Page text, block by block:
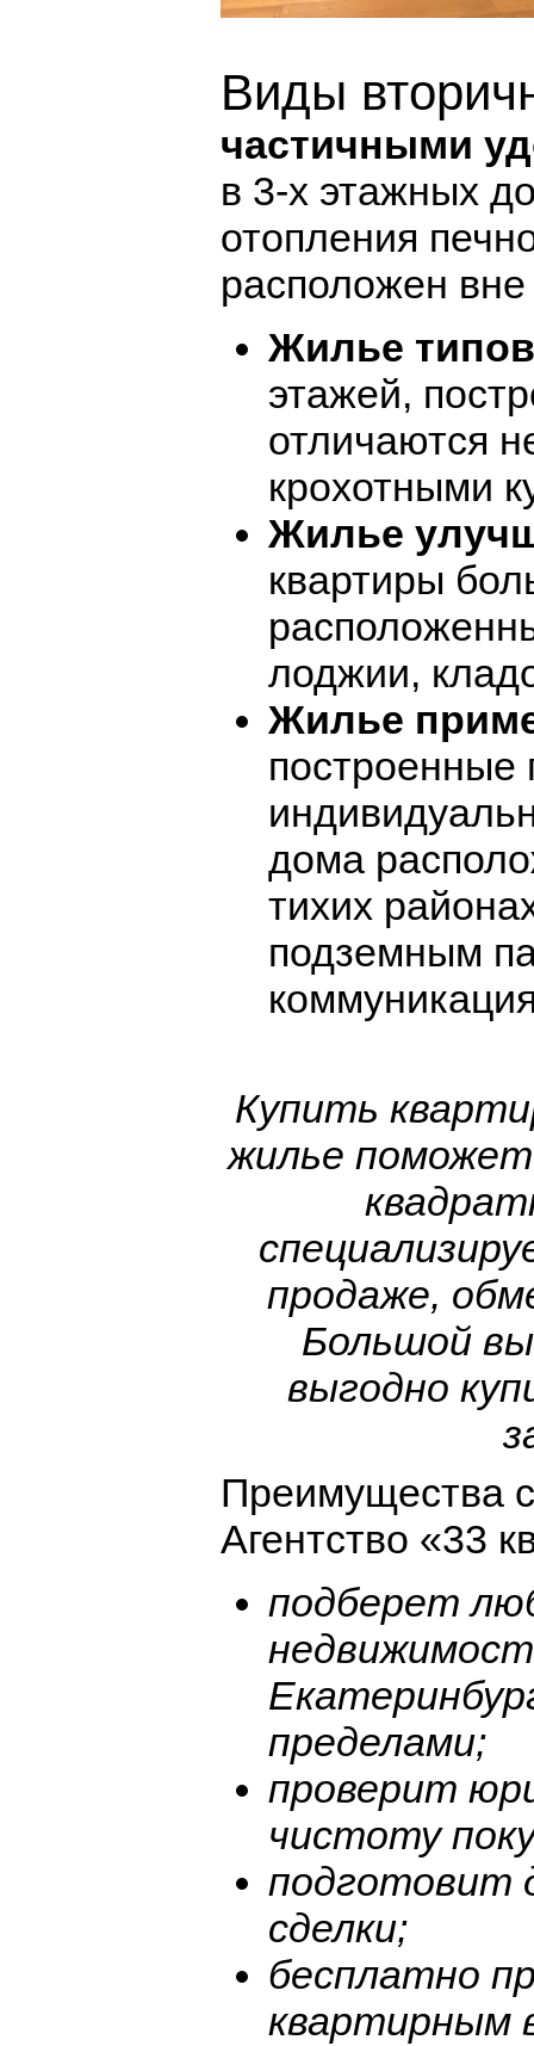
Виды
частичными
в 3-х этажных
отопления
расположен
Жилье
этажей,
отличаются
крохотными
Жилье
квартиры
лоджии,
Жилье
построенные
дома
тихих
подземным
Купить
жилье
продаже,
Большой
выгодно
Преимущества
Агентство «33
подберет
пределами;
проверит
чистоту
подготовит
сделки;
бесплатно
квартирным